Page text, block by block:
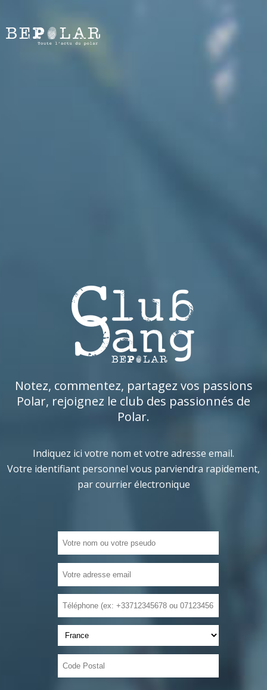
Notez, commentez, partagez vos passions
Polar, rejoignez le club des passionnés de
Polar.
Indiquez ici votre nom et votre adresse email.
Votre identifiant personnel vous parviendra rapidement,
par courrier électronique